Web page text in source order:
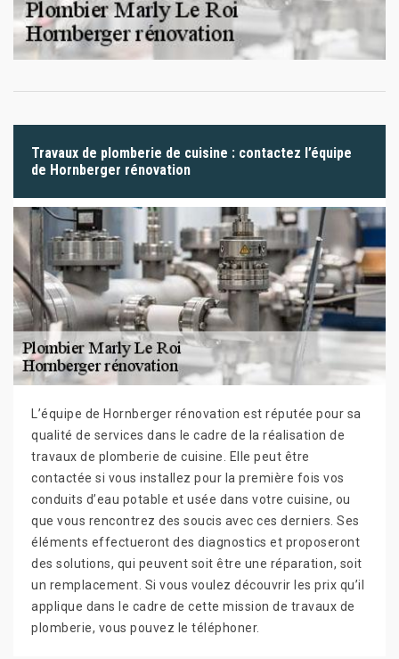
Travaux de plomberie de cuisine : contactez l’équipe
de Hornberger rénovation
L’équipe de Hornberger rénovation est réputée pour sa
qualité de services dans le cadre de la réalisation de
travaux de plomberie de cuisine. Elle peut être
contactée si vous installez pour la première fois vos
conduits d’eau potable et usée dans votre cuisine, ou
que vous rencontrez des soucis avec ces derniers. Ses
éléments effectueront des diagnostics et proposeront
des solutions, qui peuvent soit être une réparation, soit
un remplacement. Si vous voulez découvrir les prix qu’il
applique dans le cadre de cette mission de travaux de
plomberie, vous pouvez le téléphoner.